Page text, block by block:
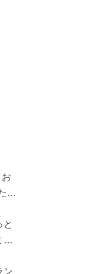
買
と
通
ン